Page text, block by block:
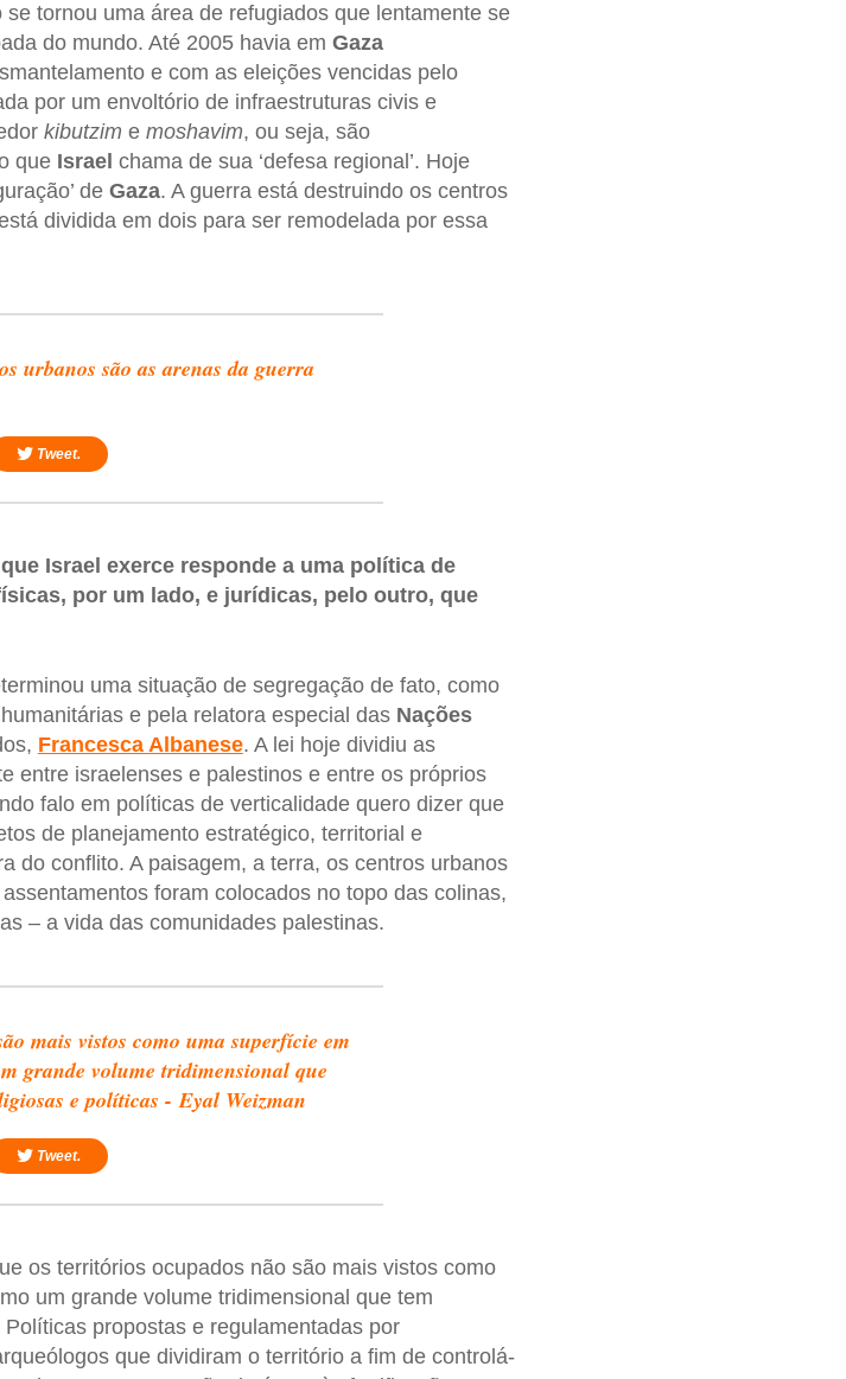
tornou uma área de refugiados que lentamente se
do mundo. Até 2005 havia em Gaza
e com as eleições vencidas pelo
por um envoltório de infraestruturas civis e
kibutzim e moshavim, ou seja, são
que Israel chama de sua ‘defesa regional’. Hoje
de Gaza. A guerra está destruindo os centros
dividida em dois para ser remodelada por essa
urbanos são as arenas da guerra
Tweet.
Israel exerce responde a uma política de
por um lado, e jurídicas, pelo outro, que
uma situação de segregação de fato, como
e pela relatora especial das Nações
Francesca Albanese. A lei hoje dividiu as
entre israelenses e palestinos e entre os próprios
falo em políticas de verticalidade quero dizer que
de planejamento estratégico, territorial e
do conflito. A paisagem, a terra, os centros urbanos
foram colocados no topo das colinas,
– a vida das comunidades palestinas.
mais vistos como uma superfície em
grande volume tridimensional que
e políticas - Eyal Weizman
Tweet.
os territórios ocupados não são mais vistos como
um grande volume tridimensional que tem
propostas e regulamentadas por
que dividiram o território a fim de controlá-